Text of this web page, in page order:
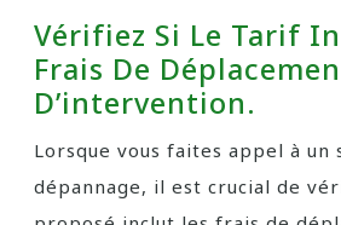
Vérifiez Si Le Tarif
Frais De
D’intervention.
Lorsque vous faites appel à
dépannage, il est crucial de